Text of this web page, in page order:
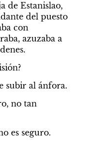
de Estanislao,
del puesto
con
azuzaba a
subir al ánfora.
no tan
es seguro.